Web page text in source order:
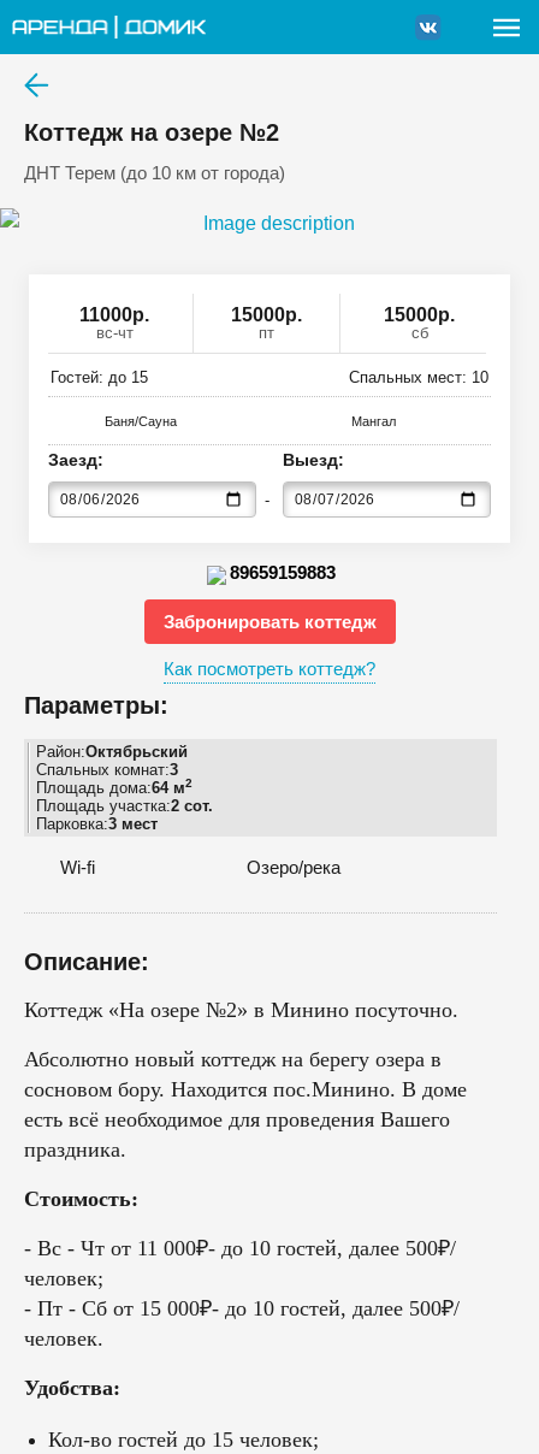
Коттедж на озере №2
ДНТ Терем (до 10 км от города)
11000р.
вс-чт
15000р.
пт
15000р.
сб
Гостей: до 15 Спальных мест: 10
Баня/Сауна Мангал
Заезд: Выезд:
89659159883
Забронировать коттедж
Как посмотреть коттедж?
Параметры:
Район:Октябрьский
Спальных комнат:3
Площадь дома:64 м2
Площадь участка:2 сот.
Парковка:3 мест
Wi-fi Озеро/река
Описание:
Коттедж «На озере №2» в Минино посуточно.
Абсолютно новый коттедж на берегу озера в
сосновом бору. Находится пос.Минино. В доме
есть всё необходимое для проведения Вашего
праздника.
Стоимость:
- Вс - Чт от 11 000₽- до 10 гостей, далее 500₽/
человек;
- Пт - Сб от 15 000₽- до 10 гостей, далее 500₽/
человек.
Удобства:
Кол-во гостей до 15 человек;